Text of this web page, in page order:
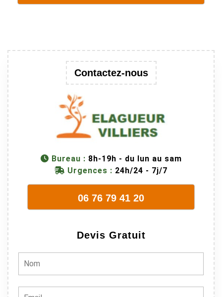
donc
dangereuse.
connaissent
très bien leur
en plus ils
Bref, nous
Contactez-nous
Bureau : 8h-19h - du lun au sam
Urgences : 24h/24 - 7j/7
06 76 79 41 20
Devis Gratuit